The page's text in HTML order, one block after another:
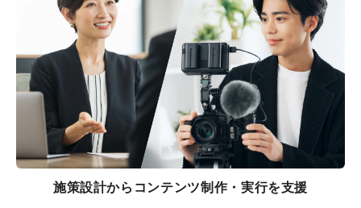
施策設計からコンテンツ制作・実行を支援